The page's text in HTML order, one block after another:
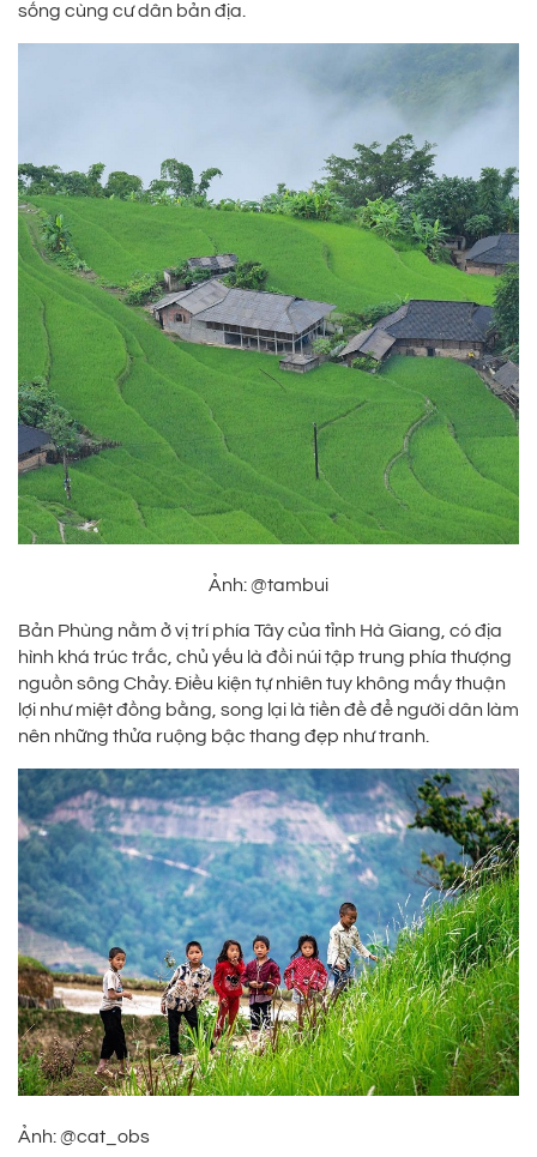
sống cùng cư dân bản địa.
Ảnh: @tambui
Bản Phùng nằm ở vị trí phía Tây của tỉnh Hà Giang, có địa
hình khá trúc trắc, chủ yếu là đồi núi tập trung phía thượng
nguồn sông Chảy. Điều kiện tự nhiên tuy không mấy thuận
lợi như miệt đồng bằng, song lại là tiền đề để người dân làm
nên những thửa ruộng bậc thang đẹp như tranh.
Ảnh: @cat_obs